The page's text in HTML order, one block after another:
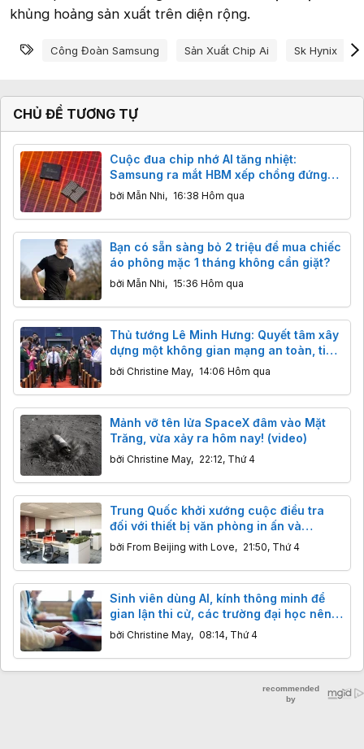
khủng hoảng sản xuất trên diện rộng.
Từ khóa
Công Đoàn Samsung Sản Xuất Chip Ai Sk Hynix
CHỦ ĐỀ TƯƠNG TỰ
Cuộc đua chip nhớ AI tăng nhiệt:
Samsung ra mắt HBM xếp chồng đứng
và NAND 400 lớp
bởi Mẫn Nhi, 16:38 Hôm qua
Bạn có sẵn sàng bỏ 2 triệu để mua chiếc
áo phông mặc 1 tháng không cần giặt?
bởi Mẫn Nhi, 15:36 Hôm qua
Thủ tướng Lê Minh Hưng: Quyết tâm xây
dựng một không gian mạng an toàn, tin
cậy và nhân văn
bởi Christine May, 14:06 Hôm qua
Mảnh vỡ tên lửa SpaceX đâm vào Mặt
Trăng, vừa xảy ra hôm nay! (video)
bởi Christine May, 22:12, Thứ 4
Trung Quốc khởi xướng cuộc điều tra
đối với thiết bị văn phòng in ấn và
photocopy nhập khẩu
bởi From Beijing with Love, 21:50, Thứ 4
Sinh viên dùng AI, kính thông minh để
gian lận thi cử, các trường đại học nên
làm gì?
bởi Christine May, 08:14, Thứ 4